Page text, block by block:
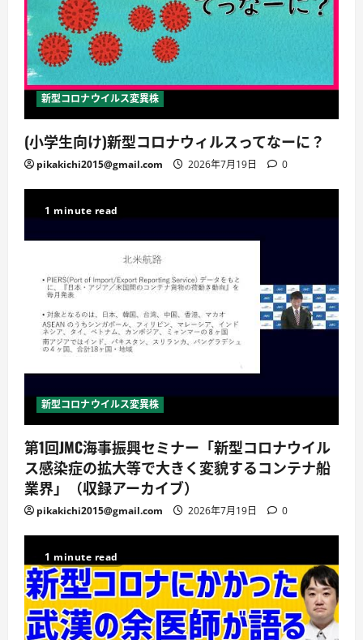
新型コロナウイルス変異株
(小学生向け)新型コロナウィルスってなーに？
pikakichi2015@gmail.com 2026年7月19日 0
1 minute read
新型コロナウイルス変異株
第1回JMC海事振興セミナー「新型コロナウイル
ス感染症の拡大等で大きく変貌するコンテナ船
業界」（収録アーカイブ）
pikakichi2015@gmail.com 2026年7月19日 0
1 minute read